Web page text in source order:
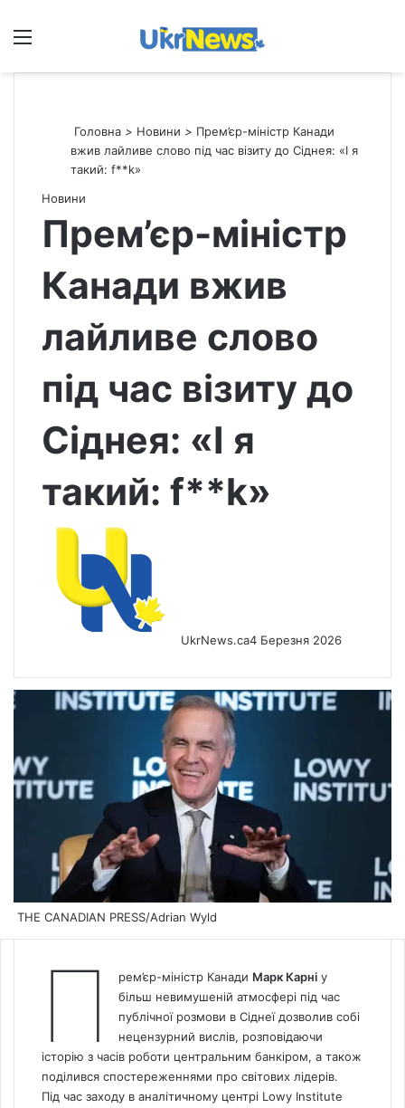
Меню
Головна > Новини > Прем’єр-міністр Канади
вжив лайливе слово під час візиту до Сіднея: «І я
такий: f**k»
Новини
Прем’єр-міністр
Канади вжив
лайливе слово
під час візиту до
Сіднея: «І я
такий: f**k»
UkrNews.ca4 Березня 2026
THE CANADIAN PRESS/Adrian Wyld
П рем’єр-міністр Канади Марк Карніу
більш невимушеній атмосфері під час
публічної розмови в Сіднеї дозволив собі
нецензурний вислів, розповідаючи
історію з часів роботи центральним банкіром, а також
поділився спостереженнями про світових лідерів.
Під час заходу в аналітичному центрі Lowy Institute